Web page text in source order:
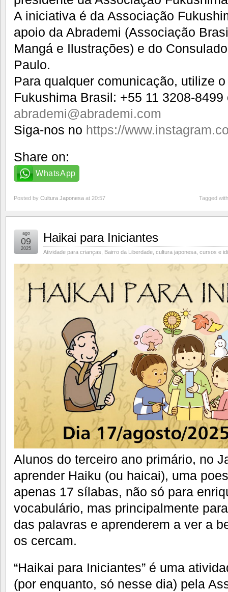
A iniciativa é da Associação
apoio da Abrademi (Associação
Mangá e Ilustrações) e do
Paulo.
Para qualquer comunicação, utilize
Fukushima Brasil: +55 11 3208-8499
abrademi@abrademi.com
Siga-nos no https://
Share on:
WhatsApp
Posted by Cultura Japonesa at 20:57 Tagged
Haikai para Iniciantes
Atividade para crianças Bairro da Liberdade cultura japonesa cursos e
ago
09
2025
Alunos do terceiro ano primário, no
aprender Haiku (ou haicai), uma
apenas 17 sílabas, não só para
vocabulário, mas principalmente
das palavras e aprenderem a ver a
os cercam.
“Haikai para Iniciantes” é uma
(por enquanto, só nesse dia) pela